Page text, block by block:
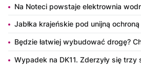
Na Noteci powstaje elektrownia
Jabłka krajeńskie pod unijną ochroną
Będzie łatwiej wybudować drogę?
Wypadek na DK11. Zderzyły się trzy